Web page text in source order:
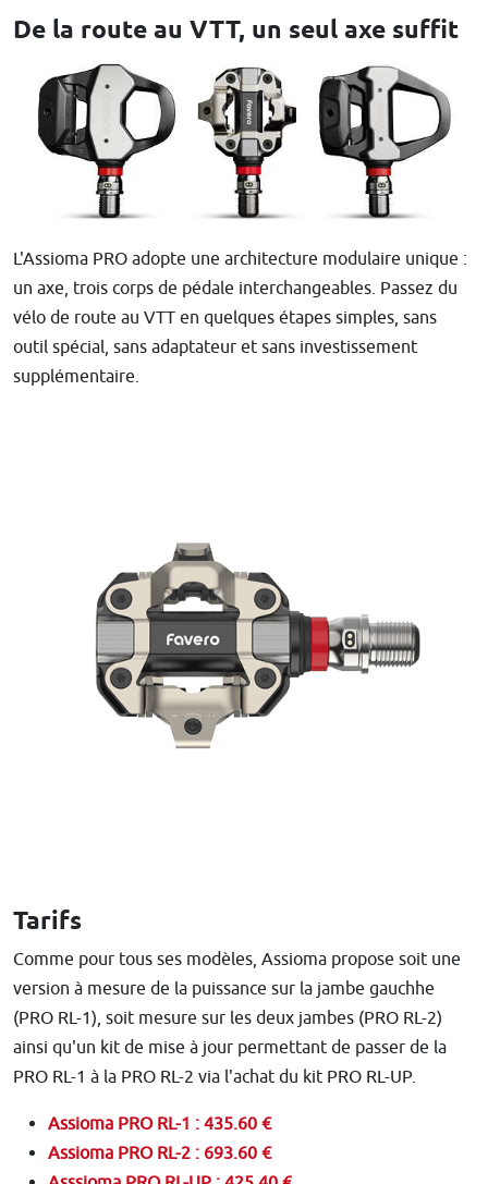
De la route au VTT, un seul axe suffit
L'Assioma PRO adopte une architecture modulaire unique :
un axe, trois corps de pédale interchangeables. Passez du
vélo de route au VTT en quelques étapes simples, sans
outil spécial, sans adaptateur et sans investissement
supplémentaire.
Tarifs
Comme pour tous ses modèles, Assioma propose soit une
version à mesure de la puissance sur la jambe gauchhe
(PRO RL-1), soit mesure sur les deux jambes (PRO RL-2)
ainsi qu'un kit de mise à jour permettant de passer de la
PRO RL-1 à la PRO RL-2 via l'achat du kit PRO RL-UP.
Assioma PRO RL-1 : 435.60 €
Assioma PRO RL-2 : 693.60 €